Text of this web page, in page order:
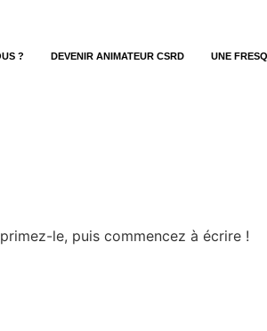
? DEVENIR ANIMATEUR CSRD UNE
le, puis commencez à écrire !